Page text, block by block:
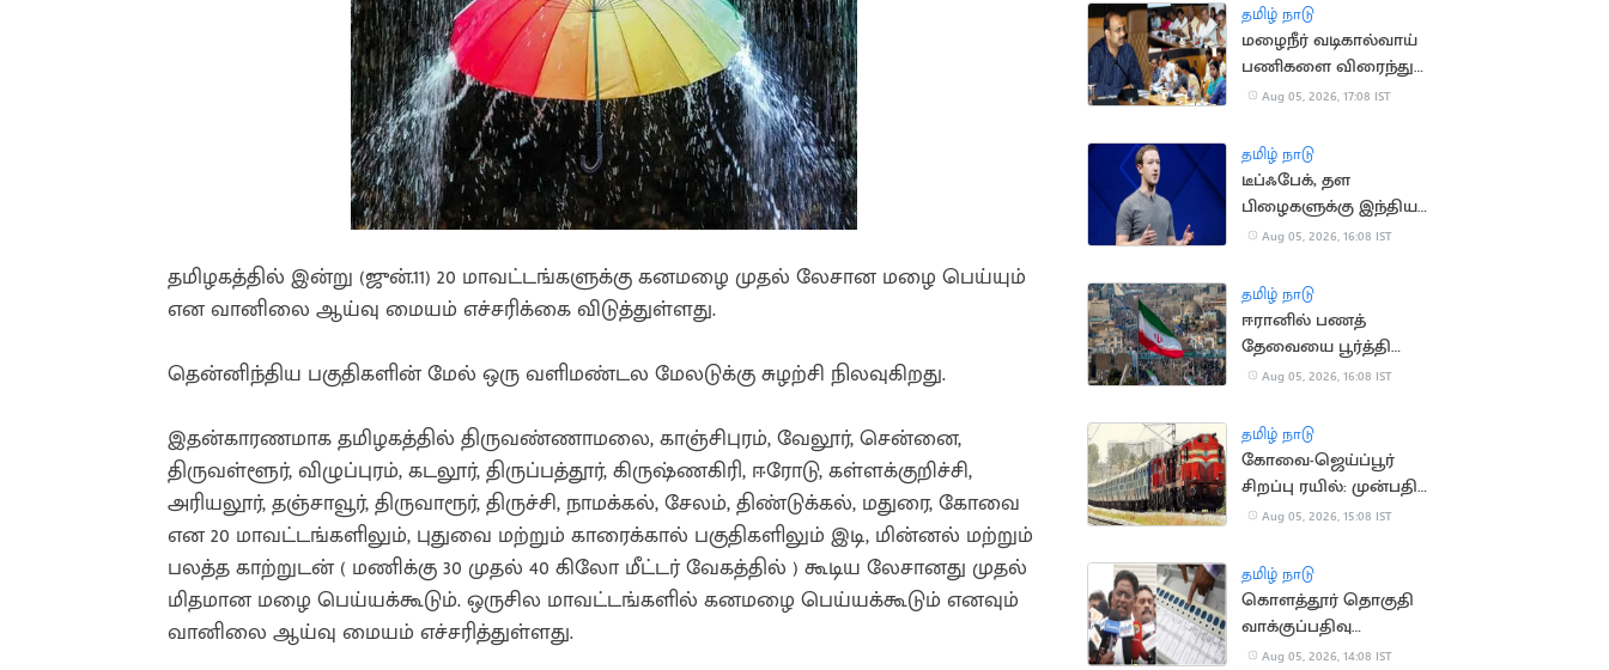
தமிழகத்தில் இன்று (ஜுன்.11) 20 மாவட்டங்களுக்கு கனமழை முதல் லேசான மழை பெய்யும்
என வானிலை ஆய்வு மையம் எச்சரிக்கை விடுத்துள்ளது.
தென்னிந்திய பகுதிகளின் மேல் ஒரு வளிமண்டல மேலடுக்கு சுழற்சி நிலவுகிறது.
இதன்காரணமாக தமிழகத்தில் திருவண்ணாமலை, காஞ்சிபுரம், வேலூர், சென்னை,
திருவள்ளூர், விழுப்புரம், கடலூர், திருப்பத்தூர், கிருஷ்ணகிரி, ஈரோடு, கள்ளக்குறிச்சி,
அரியலூர், தஞ்சாவூர், திருவாரூர், திருச்சி, நாமக்கல், சேலம், திண்டுக்கல், மதுரை, கோவை
என 20 மாவட்டங்களிலும், புதுவை மற்றும் காரைக்கால் பகுதிகளிலும் இடி, மின்னல் மற்றும்
பலத்த காற்றுடன் ( மணிக்கு 30 முதல் 40 கிலோ மீட்டர் வேகத்தில் ) கூடிய லேசானது முதல்
மிதமான மழை பெய்யக்கூடும். ஒருசில மாவட்டங்களில் கனமழை பெய்யக்கூடும் எனவும்
வானிலை ஆய்வு மையம் எச்சரித்துள்ளது.
தமிழ் நாடு
மழைநீர் வடிகால்வாய்
பணிகளை விரைந்து
முடிக்க உத்தரவு
Aug 05, 2026, 17:08 IST
தமிழ் நாடு
டீப்ஃபேக், தள
பிழைகளுக்கு இந்திய
அரசிடம் மன்னிப்பு
Aug 05, 2026, 16:08 IST
தமிழ் நாடு
ஈரானில் பணத்
தேவையை பூர்த்தி
செய்ய திண்டாடும்
Aug 05, 2026, 16:08 IST
தமிழ் நாடு
கோவை-ஜெய்ப்பூர்
சிறப்பு ரயில்: முன்பதிவு
நாளை தொடக்கம்
Aug 05, 2026, 15:08 IST
தமிழ் நாடு
கொளத்தூர் தொகுதி
வாக்குப்பதிவு
இயந்திரங்கள்
Aug 05, 2026, 14:08 IST